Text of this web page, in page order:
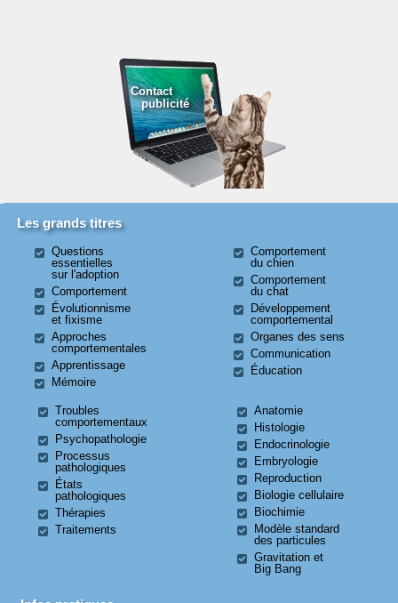
Contact
publicité
Les grands titres
Questions
essentielles
sur l'adoption
Comportement
Évolutionnisme
et fixisme
Approches
comportementales
Apprentissage
Mémoire
Comportement
du chien
Comportement
du chat
Développement
comportemental
Organes des sens
Communication
Éducation
Troubles
comportementaux
Psychopathologie
Processus
pathologiques
États
pathologiques
Thérapies
Traitements
Anatomie
Histologie
Endocrinologie
Embryologie
Reproduction
Biologie cellulaire
Biochimie
Modèle standard
des particules
Gravitation et
Big Bang